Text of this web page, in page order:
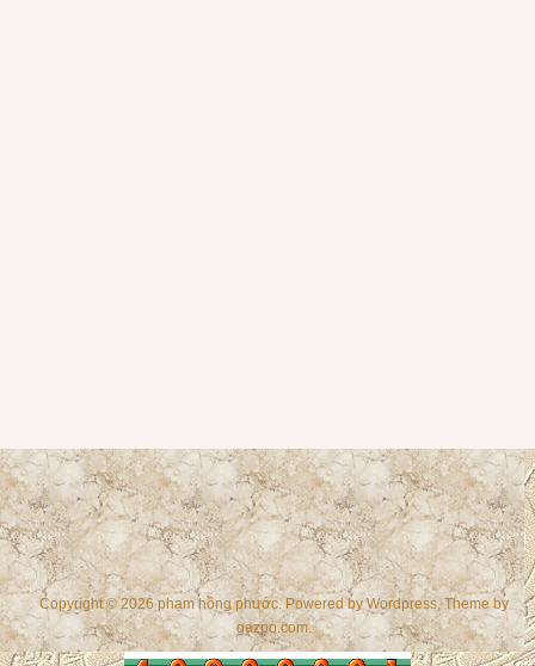
Copyright © 2026 phạm hồng phước. Powered byWordpress, Theme by
gazpo.com.